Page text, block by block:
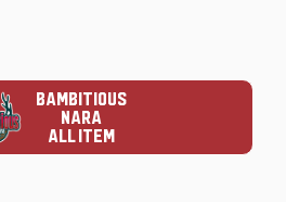
BAMBITIOUS
NARA
ALL ITEM